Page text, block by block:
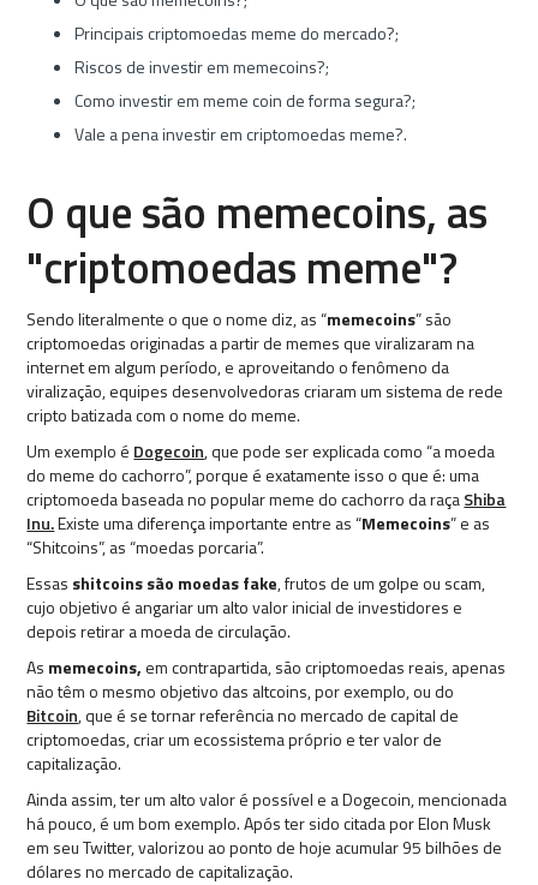
Principais criptomoedas meme do mercado?;
Riscos de investir em memecoins?;
Como investir em meme coin de forma segura?;
Vale a pena investir em criptomoedas meme?.
O que são memecoins, as
"criptomoedas meme"?
Sendo literalmente o que o nome diz, as “memecoins” são
criptomoedas originadas a partir de memes que viralizaram na
internet em algum período, e aproveitando o fenômeno da
viralização, equipes desenvolvedoras criaram um sistema de rede
cripto batizada com o nome do meme.
Um exemplo é Dogecoin, que pode ser explicada como “a moeda
do meme do cachorro”, porque é exatamente isso o que é: uma
criptomoeda baseada no popular meme do cachorro da raçaShiba
Inu.Existe uma diferença importante entre as “Memecoins” e as
“Shitcoins”, as “moedas porcaria”.
Essas shitcoins são moedas fake, frutos de um golpe ou scam,
cujo objetivo é angariar um alto valor inicial de investidores e
depois retirar a moeda de circulação.
As memecoins, em contrapartida, são criptomoedas reais, apenas
não têm o mesmo objetivo das altcoins, por exemplo, ou do
Bitcoin, que é se tornar referência no mercado de capital de
criptomoedas, criar um ecossistema próprio e ter valor de
capitalização.
Ainda assim, ter um alto valor é possível e a Dogecoin, mencionada
há pouco, é um bom exemplo. Após ter sido citada por Elon Musk
em seu Twitter, valorizou ao ponto de hoje acumular 95 bilhões de
dólares no mercado de capitalização.